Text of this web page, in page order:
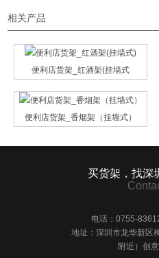
相关产品
便利店货架_红酒架(挂墙式
便利店货架_香烟架（挂墙式）
买货架，找深
电话：0755-
地址：深圳市龙华新区
附近）创